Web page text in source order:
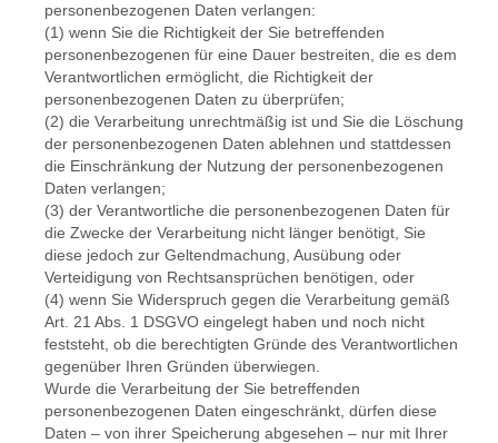
personenbezogenen Daten verlangen:
(1) wenn Sie die Richtigkeit der Sie betreffenden
personenbezogenen für eine Dauer bestreiten, die es dem
Verantwortlichen ermöglicht, die Richtigkeit der
personenbezogenen Daten zu überprüfen;
(2) die Verarbeitung unrechtmäßig ist und Sie die Löschung
der personenbezogenen Daten ablehnen und stattdessen
die Einschränkung der Nutzung der personenbezogenen
Daten verlangen;
(3) der Verantwortliche die personenbezogenen Daten für
die Zwecke der Verarbeitung nicht länger benötigt, Sie
diese jedoch zur Geltendmachung, Ausübung oder
Verteidigung von Rechtsansprüchen benötigen, oder
(4) wenn Sie Widerspruch gegen die Verarbeitung gemäß
Art. 21 Abs. 1 DSGVO eingelegt haben und noch nicht
feststeht, ob die berechtigten Gründe des Verantwortlichen
gegenüber Ihren Gründen überwiegen.
Wurde die Verarbeitung der Sie betreffenden
personenbezogenen Daten eingeschränkt, dürfen diese
Daten – von ihrer Speicherung abgesehen – nur mit Ihrer